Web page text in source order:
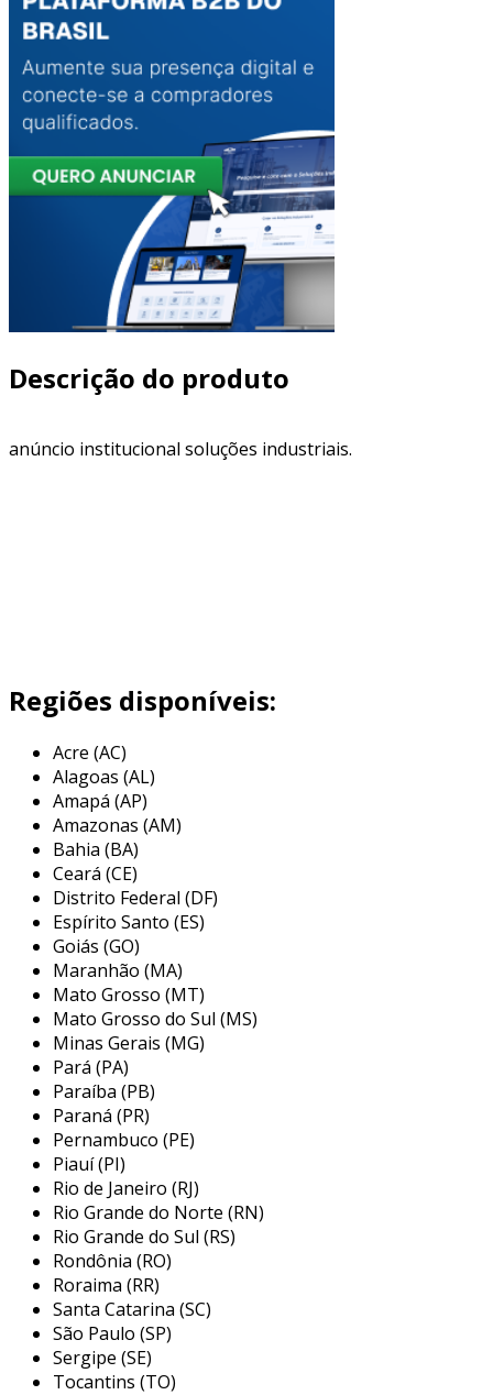
Descrição do produto
anúncio institucional soluções industriais.
Regiões disponíveis:
Acre (AC)
Alagoas (AL)
Amapá (AP)
Amazonas (AM)
Bahia (BA)
Ceará (CE)
Distrito Federal (DF)
Espírito Santo (ES)
Goiás (GO)
Maranhão (MA)
Mato Grosso (MT)
Mato Grosso do Sul (MS)
Minas Gerais (MG)
Pará (PA)
Paraíba (PB)
Paraná (PR)
Pernambuco (PE)
Piauí (PI)
Rio de Janeiro (RJ)
Rio Grande do Norte (RN)
Rio Grande do Sul (RS)
Rondônia (RO)
Roraima (RR)
Santa Catarina (SC)
São Paulo (SP)
Sergipe (SE)
Tocantins (TO)